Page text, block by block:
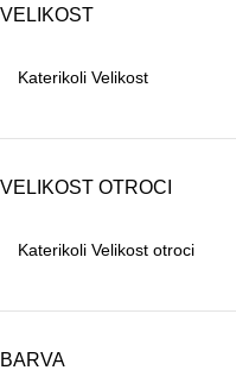
VELIKOST
VELIKOST OTROCI
BARVA